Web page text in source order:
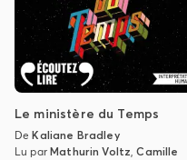
Le ministère du Temps
DeKaliane Bradley
Lu parMathurin Voltz,Camille